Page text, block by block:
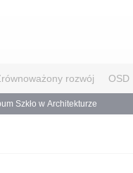
rozwój OSD
Szkło w Architekturze